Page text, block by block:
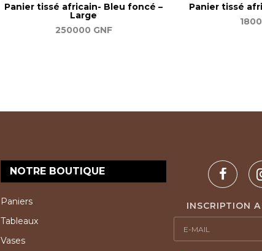
Panier tissé africain- Bleu foncé –
Large
250000 GNF
Panier tissé
NOTRE BOUTIQUE
Paniers
Tableaux
Vases
INSCRIPTION